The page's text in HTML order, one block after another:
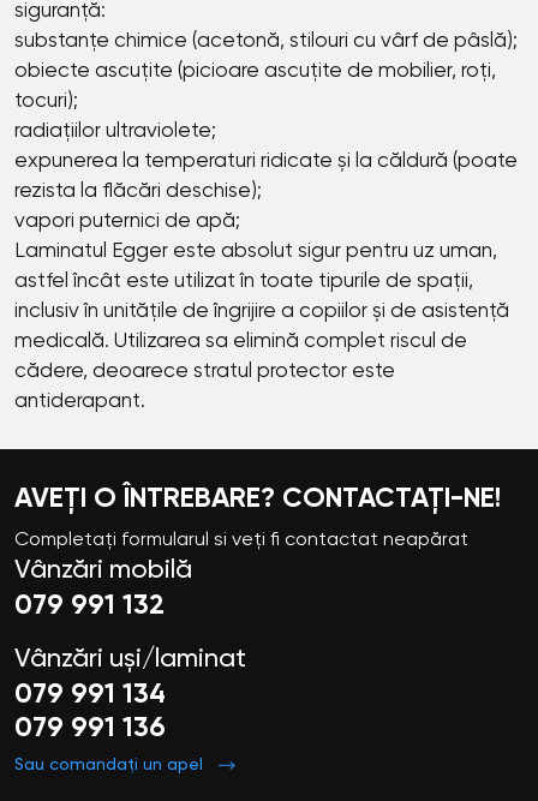
siguranță:
substanțe chimice (acetonă, stilouri cu vârf de pâslă);
obiecte ascuțite (picioare ascuțite de mobilier, roți,
tocuri);
radiațiilor ultraviolete;
expunerea la temperaturi ridicate și la căldură (poate
rezista la flăcări deschise);
vapori puternici de apă;
Laminatul Egger este absolut sigur pentru uz uman,
astfel încât este utilizat în toate tipurile de spații,
inclusiv în unitățile de îngrijire a copiilor și de asistență
medicală. Utilizarea sa elimină complet riscul de
cădere, deoarece stratul protector este
antiderapant.
AVEȚI O ÎNTREBARE? CONTACTAȚI-NE!
Completați formularul si veți fi contactat neapărat
Vânzări mobilă
079 991 132
Vânzări uși/laminat
079 991 134
079 991 136
Sau comandați un apel